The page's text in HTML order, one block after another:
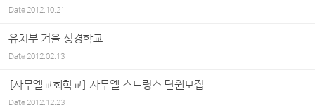
Date2012.10.21
유치부 겨울 성경학교
Date2012.02.13
[사무엘교회학교] 사무엘 스트링스 단원모집
Date2012.12.23